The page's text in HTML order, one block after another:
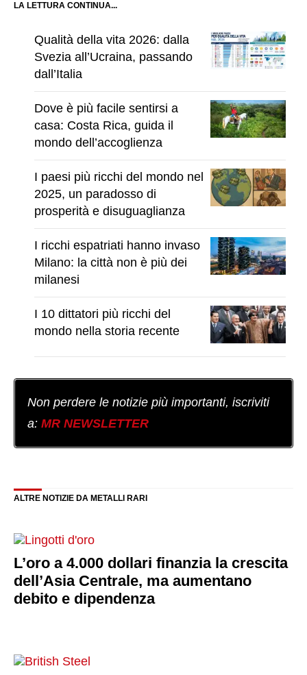
LA LETTURA CONTINUA...
Qualità della vita 2026: dalla
Svezia all’Ucraina, passando
dall’Italia
Dove è più facile sentirsi a
casa: Costa Rica, guida il
mondo dell’accoglienza
I paesi più ricchi del mondo nel
2025, un paradosso di
prosperità e disuguaglianza
I ricchi espatriati hanno invaso
Milano: la città non è più dei
milanesi
I 10 dittatori più ricchi del
mondo nella storia recente
Non perdere le notizie più importanti, iscriviti
a: MR NEWSLETTER
ALTRE NOTIZIE DA METALLI RARI
L’oro a 4.000 dollari finanzia la crescita
dell’Asia Centrale, ma aumentano
debito e dipendenza